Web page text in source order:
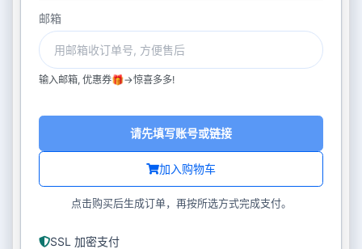
邮箱
输入邮箱, 优惠券🎁->惊喜多多!
加入购物车
请先填写账号或链接
点击购买后生成订单，再按所选方式完成支付。
SSL 加密支付